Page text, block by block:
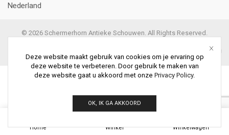
Nederland
© 2026 Schermerhorn Antieke Schouwen. All Rights Reserved.
Home Winkel Winkelwagen
Deze website maakt gebruik van cookies om je ervaring op
deze website te verbeteren. Door gebruik te maken van
deze website gaat u akkoord met onze Privacy Policy.
OK, IK GA AKKOORD